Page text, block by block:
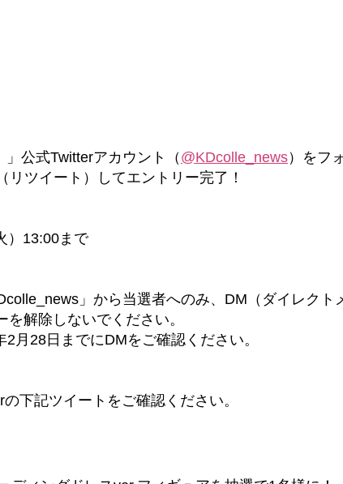
公式Twitterアカウント（ @KDcolle_news）をフ
ツイート）してエントリー完了！
）13:00まで
」から当選者へのみ、DM（ダイレクト
解除しないでください。
月28日までにDMをご確認ください。
下記ツイートをご確認ください。